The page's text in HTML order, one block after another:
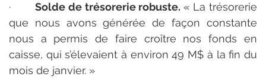
· Solde de trésorerie robuste. « La trésorerie
que nous avons générée de façon constante
nous a permis de faire croître nos fonds en
caisse, qui s’élevaient à environ 49 M$ à la fin du
mois de janvier. »